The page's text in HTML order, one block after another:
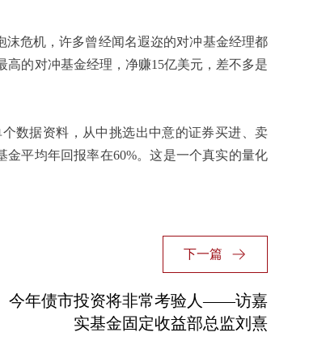
危机，许多曾经闻名遐迩的对冲基金经理都
高的对冲基金经理，净赚15亿美元，差不多是
数据资料，从中挑选出中意的证券买进、卖
金平均年回报率在60%。这是一个真实的量化
下一篇
今年债市投资将非常考验人——访嘉
实基金固定收益部总监刘熹